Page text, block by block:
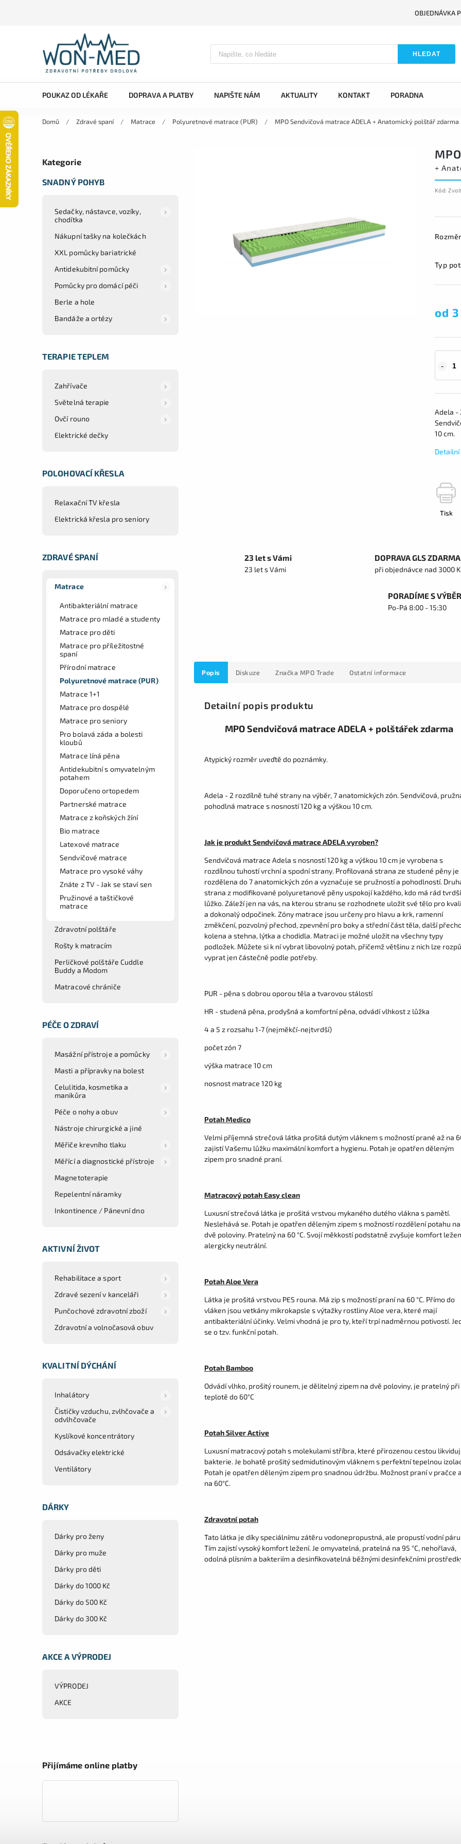
OBJEDNÁVKA
HLEDAT
POUKAZ OD LÉKAŘE DOPRAVA A PLATBY NAPIŠTE NÁM AKTUALITY KONTAKT PORADNA
Domů / Zdravé spaní / Matrace / Polyuretnové matrace (PUR) / MPO Sendvičová matrace ADELA+ Anatomický polštář zdarma
Kategorie
SNADNÝ POHYB
Sedačky, nástavce, vozíky,
chodítka
Nákupní tašky na kolečkách
XXL pomůcky bariatrické
Antidekubitní pomůcky
Pomůcky pro domácí péči
Berle a hole
Bandáže a ortézy
TERAPIE TEPLEM
Zahřívače
Světelná terapie
Ovčí rouno
Elektrické dečky
POLOHOVACÍ KŘESLA
Relaxační TV křesla
Elektrická křesla pro seniory
ZDRAVÉ SPANÍ
Matrace
Antibakteriální matrace
Matrace pro mladé a studenty
Matrace pro děti
Matrace pro příležitostné
spaní
Přírodní matrace
Polyuretnové matrace (PUR)
Matrace 1+1
Matrace pro dospělé
Matrace pro seniory
Pro bolavá záda a bolesti
kloubů
Matrace líná pěna
Antidekubitní s omyvatelným
potahem
Doporučeno ortopedem
Partnerské matrace
Matrace z koňských žíní
Bio matrace
Latexové matrace
Sendvičové matrace
Matrace pro vysoké váhy
Znáte z TV - Jak se staví sen
Pružinové a taštičkové
matrace
Zdravotní polštáře
Rošty k matracím
Perličkové polštáře Cuddle
Buddy a Modom
Matracové chrániče
PÉČE O ZDRAVÍ
Masážní přístroje a pomůcky
Masti a přípravky na bolest
Celulitida, kosmetika a
manikůra
Péče o nohy a obuv
Nástroje chirurgické a jiné
Měřiče krevního tlaku
Měřící a diagnostické přístroje
Magnetoterapie
Repelentní náramky
Inkontinence / Pánevní dno
AKTIVNÍ ŽIVOT
Rehabilitace a sport
Zdravé sezení v kanceláři
Punčochové zdravotní zboží
Zdravotní a volnočasová obuv
KVALITNÍ DÝCHÁNÍ
Inhalátory
Čističky vzduchu, zvlhčovače a
odvlhčovače
Kyslíkové koncentrátory
Odsávačky elektrické
Ventilátory
DÁRKY
Dárky pro ženy
Dárky pro muže
Dárky pro děti
Dárky do 1000 Kč
Dárky do 500 Kč
Dárky do 300 Kč
AKCE A VÝPRODEJ
VÝPRODEJ
AKCE
Přijímáme online platby
+
Kód:
Rozměr
Typ
od
Adela -
10 cm.
Tisk
23 let s Vámi
23 let s Vámi
DOPRAVA GLS ZDARMA
při objednávce nad 3000
PORADÍME S
Po-Pá 8:00 - 15:30
Popis Diskuze Značka MPO Trade Ostatní informace
Detailní popis produktu
MPO Sendvičová matrace ADELA + polštářek zdarma
Atypický rozměr uveďtě do poznámky.
Adela - 2 rozdílně tuhé strany na výběr, 7 anatomických zón. Sendvičová,
pohodlná matrace s nosností 120 kg a výškou 10 cm.
Jak je produkt Sendvičová matrace ADELA vyroben?
Sendvičová matrace Adela s nosností 120 kg a výškou 10 cm je vyrobena s
rozdílnou tuhostí vrchní a spodní strany. Profilovaná strana ze studené pěny je
rozdělena do 7 anatomických zón a vyznačuje se pružností a pohodlností.
strana z modifikované polyuretanové pěny uspokojí každého, kdo má rád tvrdší
lůžko. Záleží jen na vás, na kterou stranu se rozhodnete uložit své tělo pro
a dokonalý odpočinek. Zóny matrace jsou určeny pro hlavu a krk, ramenní
změkčení, pozvolný přechod, zpevnění pro boky a střední část těla, další
kolena a stehna, lýtka a chodidla. Matraci je možné uložit na všechny typy
podložek. Můžete si k ní vybrat libovolný potah, přičemž většinu z nich lze
vyprat jen částečně podle potřeby.
PUR - pěna s dobrou oporou těla a tvarovou stálostí
HR - studená pěna, prodyšná a komfortní pěna, odvádí vlhkost z lůžka
4 a 5 z rozsahu 1-7 (nejměkčí-nejtvrdší)
počet zón 7
výška matrace 10 cm
nosnost matrace 120 kg
Potah Medico
Velmi příjemná strečová látka prošitá dutým vláknem s možností prané až na
zajistí Vašemu lůžku maximální komfort a hygienu. Potah je opatřen děleným
zipem pro snadné praní.
Matracový potah Easy clean
Luxusní strečová látka je prošitá vrstvou mykaného dutého vlákna s pamětí.
Neslehává se. Potah je opatřen děleným zipem s možností rozdělení potahu na
dvě poloviny. Pratelný na 60 °C. Svojí měkkostí podstatně zvyšuje komfort
alergicky neutrální.
Potah Aloe Vera
Látka je prošitá vrstvou PES rouna. Má zip s možností praní na 60 °C. Přímo do
vláken jsou vetkány mikrokapsle s výtažky rostliny Aloe vera, které mají
antibakteriální účinky. Velmi vhodná je pro ty, kteří trpí nadměrnou potivostí.
se o tzv. funkční potah.
Potah Bamboo
Odvádí vlhko, prošitý rounem, je dělitelný zipem na dvě poloviny, je pratelný při
teplotě do 60°C
Potah Silver Active
Luxusní matracový potah s molekulami stříbra, které přirozenou cestou
bakterie. Je bohatě prošitý sedmidutinovým vláknem s perfektní tepelnou
Potah je opatřen děleným zipem pro snadnou údržbu. Možnost praní v pračce
na 60°C.
Zdravotní potah
Tato látka je díky speciálnímu zátěru vodonepropustná, ale propustí vodní
Tím zajistí vysoký komfort ležení. Je omyvatelná, pratelná na 95 °C, nehořlavá,
odolná plísním a bakteriím a desinfikovatelná běžnými desinfekčními